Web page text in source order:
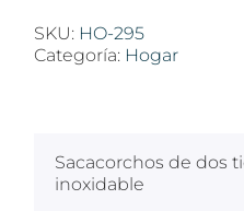
SKU: HO-295
Categoría: Hogar
Sacacorchos de dos
inoxidable